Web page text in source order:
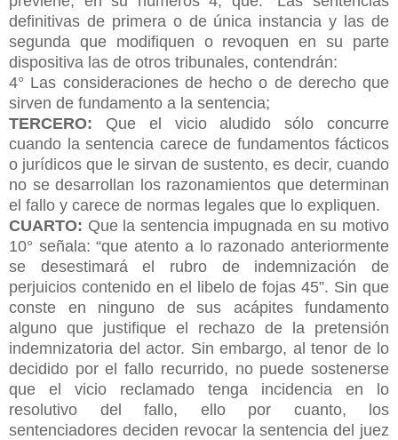
definitivas de primera o de única instancia y las de
segunda que modifiquen o revoquen en su parte
dispositiva las de otros tribunales, contendrán:
4° Las consideraciones de hecho o de derecho que
sirven de fundamento a la sentencia;
TERCERO: Que el vicio aludido sólo concurre
cuando la sentencia carece de fundamentos fácticos
o jurídicos que le sirvan de sustento, es decir, cuando
no se desarrollan los razonamientos que determinan
el fallo y carece de normas legales que lo expliquen.
CUARTO: Que la sentencia impugnada en su motivo
10° señala: “que atento a lo razonado anteriormente
se desestimará el rubro de indemnización de
perjuicios contenido en el libelo de fojas 45”. Sin que
conste en ninguno de sus acápites fundamento
alguno que justifique el rechazo de la pretensión
indemnizatoria del actor. Sin embargo, al tenor de lo
decidido por el fallo recurrido, no puede sostenerse
que el vicio reclamado tenga incidencia en lo
resolutivo del fallo, ello por cuanto, los
sentenciadores deciden revocar la sentencia del juez